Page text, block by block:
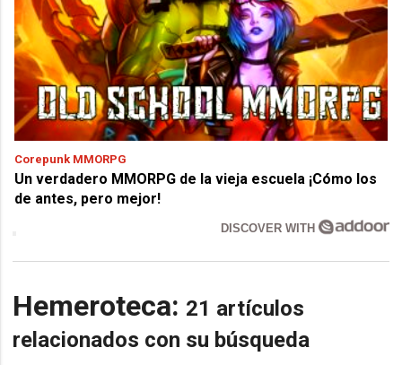
Corepunk MMORPG
Un verdadero MMORPG de la vieja escuela ¡Cómo los
de antes, pero mejor!
DISCOVER WITH
Hemeroteca: 21 artículos
relacionados con su búsqueda